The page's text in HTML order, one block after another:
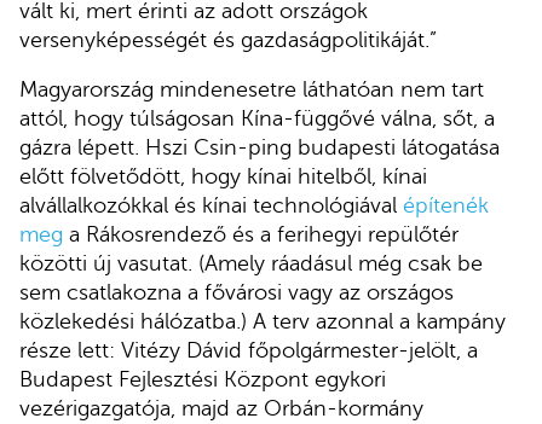
vált ki, mert érinti az adott országok
versenyképességét és gazdaságpolitikáját.”
Magyarország mindenesetre láthatóan nem tart
attól, hogy túlságosan Kína-függővé válna, sőt, a
gázra lépett. Hszi Csin-ping budapesti látogatása
előtt fölvetődött, hogy kínai hitelből, kínai
alvállalkozókkal és kínai technológiával építenék
meg a Rákosrendező és a ferihegyi repülőtér
közötti új vasutat. (Amely ráadásul még csak be
sem csatlakozna a fővárosi vagy az országos
közlekedési hálózatba.) A terv azonnal a kampány
része lett: Vitézy Dávid főpolgármester-jelölt, a
Budapest Fejlesztési Központ egykori
vezérigazgatója, majd az Orbán-kormány